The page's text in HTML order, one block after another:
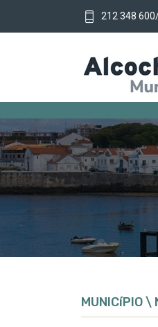
212 348
MUNICíPIO